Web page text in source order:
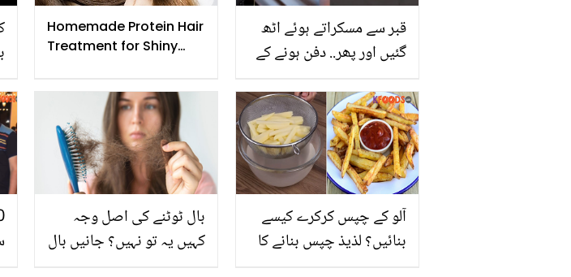
Homemade Protein Hair
Treatment for Shiny
قبر سے مسکراتے ہوئے اٹھ
گئیں اور پھر.. دفن ہونے کے
باہر آئی؟ ناقابل یقین واقعہ
بال ٹوٹنے کی اصل وجہ
کہیں یہ تو نہیں؟ جانیں بال
آلو کے چپس کرکرے کیسے
بنائیں؟ لذیذ چپس بنانے کا